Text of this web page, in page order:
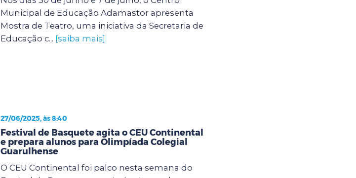
Municipal de Educação Adamastor apresenta
Mostra de Teatro, uma iniciativa da Secretaria de
Educação c... [saiba mais]
27/06/2025, às 8:40
Festival de Basquete agita o CEU Continental
e prepara alunos para Olimpíada Colegial
Guarulhense
O CEU Continental foi palco nesta semana do